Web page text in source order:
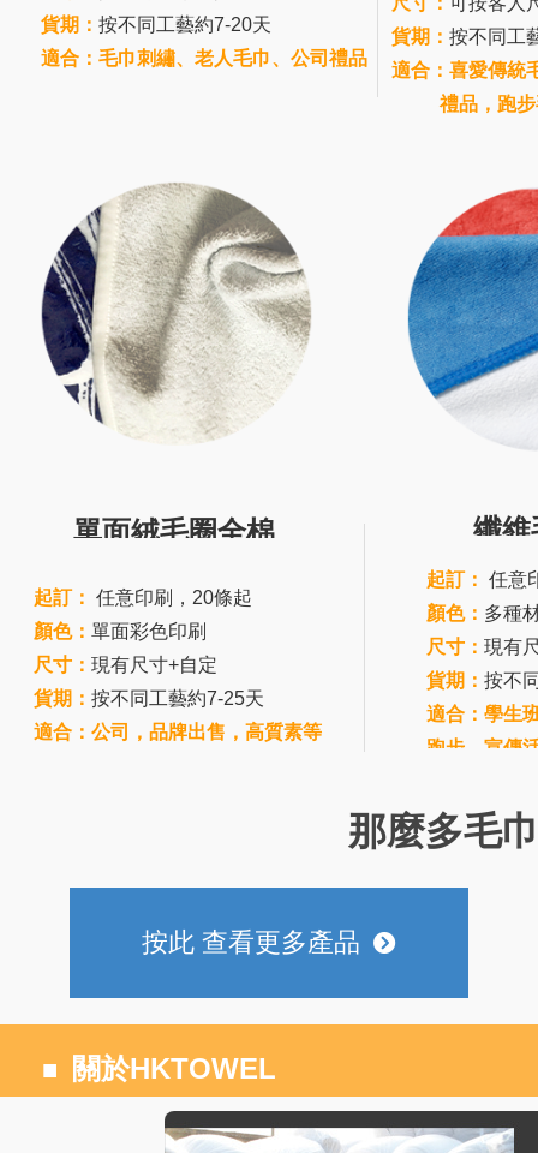
貨期： 按不同工藝約7-20天
適合：毛巾刺繡、老人毛巾、公司禮品
單面絨毛圈全棉
貨期： 按不同工
適合：喜愛傳統
禮品，跑步
纖維
起訂： 任意
顏色： 多種
尺寸： 現有
貨期： 按不
適合：學生
跑步，宣傳
起訂： 任意印刷，20條起
顏色： 單面彩色印刷
尺寸： 現有尺寸+自定
貨期： 按不同工藝約7-25天
適合：公司，品牌出售，高質素等
■ 關於HKTOWEL
按此 查看更多產品 뀹
那麼多毛